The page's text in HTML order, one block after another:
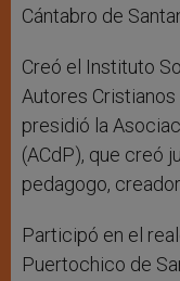
Cántabro de
Creó el Instituto
Autores Cristianos
presidió la
(ACdP), que creó
pedagogo,
Participó en el
Puertochico de